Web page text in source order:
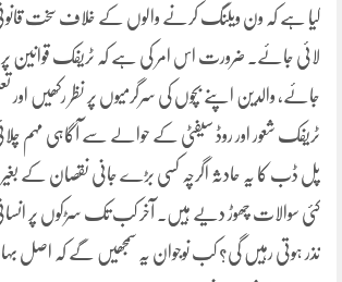
کیا ہے کہ ون ویلنگ کرنے والوں کے خلاف سخت
لائی جائے۔ ضرورت اس امر کی ہے کہ ٹریفک قوانین پر
جائے، والدین اپنے بچوں کی سرگرمیوں پر نظر رکھیں اور
ٹریفک شعور اور روڈ سیفٹی کے حوالے سے آگاہی مہم
پل ڈب کا یہ حادثہ اگرچہ کسی بڑے جانی نقصان کے بغیر
کئی سوالات چھوڑ دیے ہیں۔ آخر کب تک سڑکوں پر
نذر ہوتی رہیں گی؟ کب نوجوان یہ سمجھیں گے کہ اصل